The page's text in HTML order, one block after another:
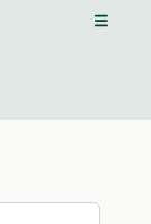
Open